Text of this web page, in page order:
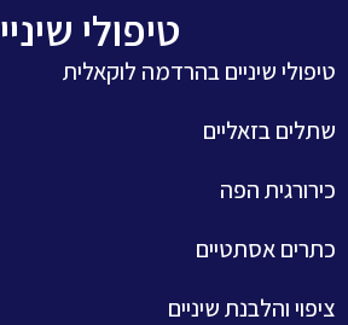
טיפולי שיניים
שיניים בהרדמה לוקאלית
בזאליים
הפה
אסתטיים
והלבנת שיניים